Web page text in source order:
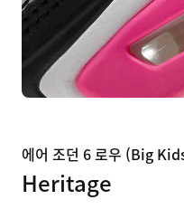
에어 조던 6 로우 (Big
Heritage